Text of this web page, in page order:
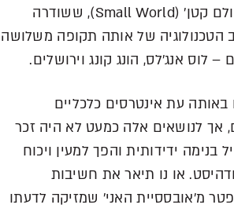
בתכנית הטלוויזיה 'עולם קטן' (Small World), ששודרה
הטכנולוגיה של אותה תקופה משלושה
לוס אנג'לס, הונג קונג וירושלים.
באותה עת אינטרסים כלכליים
אך לנושאים אלה כמעט לא היה זכר
בנימה ידידותית והפך למעין ויכוח
או נו תיאר את חשיבות
מ'אובססיית האני' שמזיקה לדעתו